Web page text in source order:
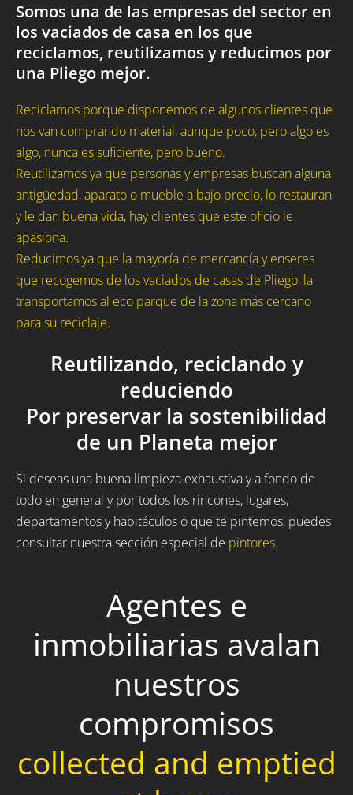
Somos una de las empresas del sector en
los vaciados de casa en los que
reciclamos, reutilizamos y reducimos por
una Pliego mejor.
Reciclamos porque disponemos de algunos clientes que
nos van comprando material, aunque poco, pero algo es
algo, nunca es suficiente, pero bueno.
Reutilizamos ya que personas y empresas buscan alguna
antigüedad, aparato o mueble a bajo precio, lo restauran
y le dan buena vida, hay clientes que este oficio le
apasiona.
Reducimos ya que la mayoría de mercancía y enseres
que recogemos de los vaciados de casas de Pliego, la
transportamos al eco parque de la zona más cercano
para su reciclaje.
Reutilizando, reciclando y
reduciendo
Por preservar la sostenibilidad
de un Planeta mejor
Si deseas una buena limpieza exhaustiva y a fondo de
todo en general y por todos los rincones, lugares,
departamentos y habitáculos o que te pintemos, puedes
consultar nuestra sección especial de pintores.
Agentes e
inmobiliarias avalan
nuestros
compromisos
collected and emptied